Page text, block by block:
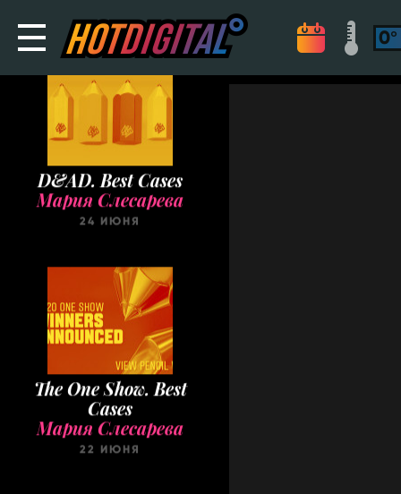
D&AD. Best Cases
Мария Слесарева
24 ИЮНЯ
The One Show. Best
Cases
Мария Слесарева
22 ИЮНЯ